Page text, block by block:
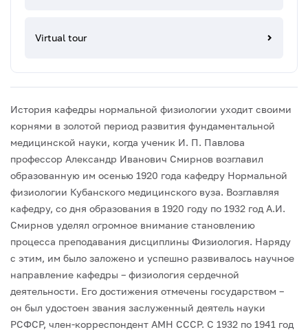
Virtual tour
История кафедры нормальной физиологии уходит своими
корнями в золотой период развития фундаментальной
медицинской науки, когда ученик И. П. Павлова
профессор Александр Иванович Смирнов возглавил
образованную им осенью 1920 года кафедру Нормальной
физиологии Кубанского медицинского вуза. Возглавляя
кафедру, со дня образования в 1920 году по 1932 год А.И.
Смирнов уделял огромное внимание становлению
процесса преподавания дисциплины Физиология. Наряду
с этим, им было заложено и успешно развивалось научное
направление кафедры – физиология сердечной
деятельности. Его достижения отмечены государством –
он был удостоен звания заслуженный деятель науки
РСФСР, член-корреспондент АМН СССР. С 1932 по 1941 год